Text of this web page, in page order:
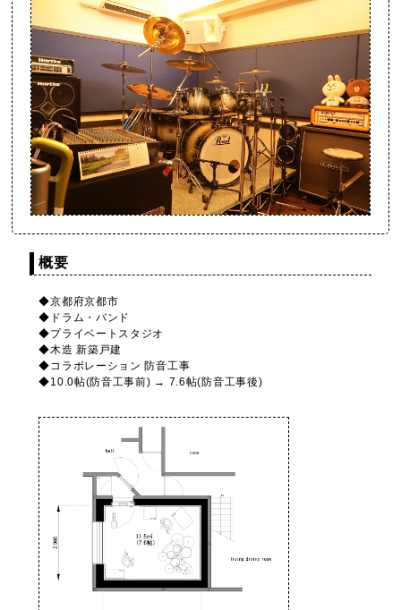
概要
◆京都府京都市
◆ドラム・バンド
◆プライベートスタジオ
◆木造 新築戸建
◆コラボレーション 防音工事
◆10.0帖(防音工事前) → 7.6帖(防音工事後)